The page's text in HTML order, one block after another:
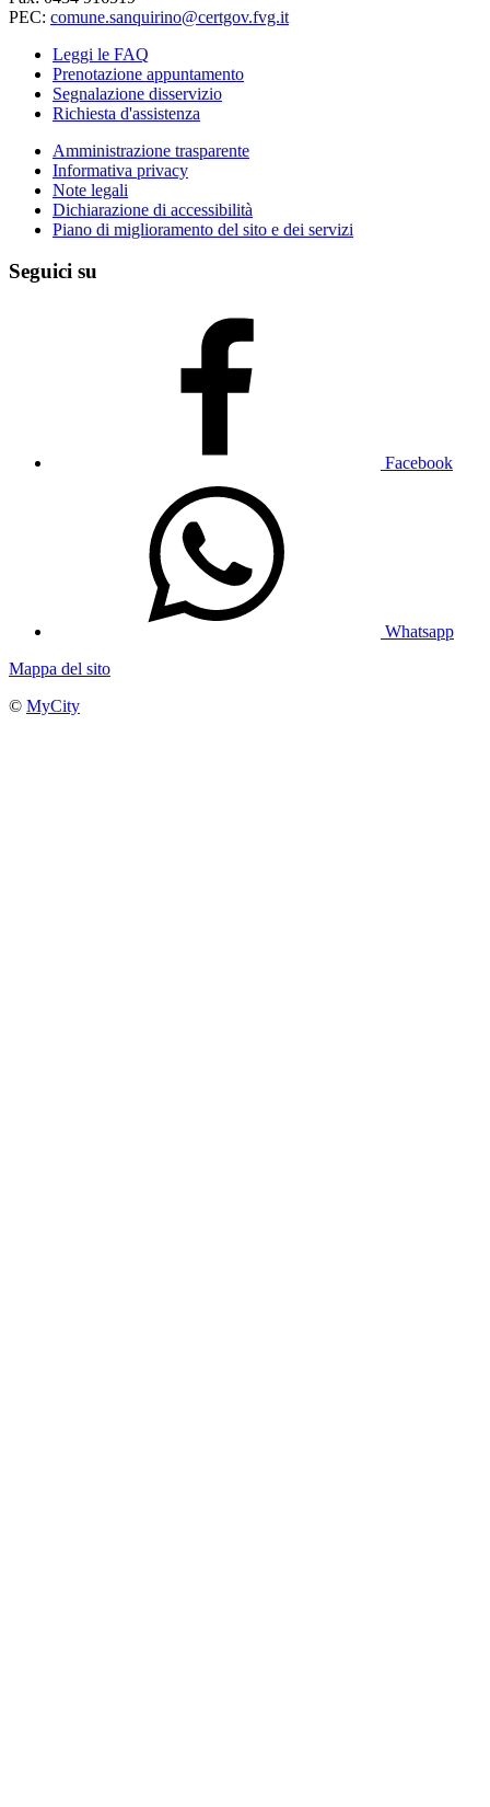
PEC: comune.sanquirino@certgov.fvg.it
Leggi le FAQ
Prenotazione appuntamento
Segnalazione disservizio
Richiesta d'assistenza
Amministrazione trasparente
Informativa privacy
Note legali
Dichiarazione di accessibilità
Piano di miglioramento del sito e dei servizi
Seguici su
Facebook
Whatsapp
Mappa del sito
© MyCity